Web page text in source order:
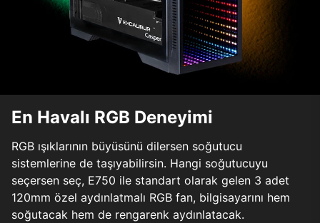
En Havalı RGB Deneyimi
RGB ışıklarının büyüsünü dilersen soğutucu
sistemlerine de taşıyabilirsin. Hangi soğutucuyu
seçersen seç, E750 ile standart olarak gelen 3 adet
120mm özel aydınlatmalı RGB fan, bilgisayarını hem
soğutacak hem de rengarenk aydınlatacak.